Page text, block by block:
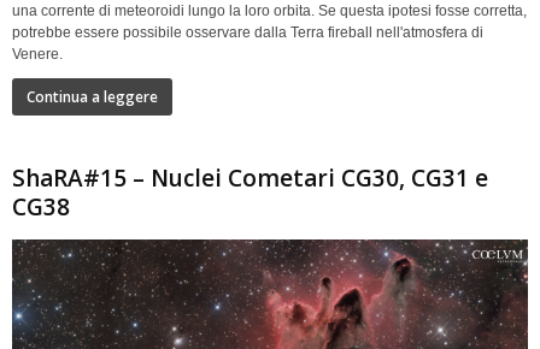
una corrente di meteoroidi lungo la loro orbita. Se questa ipotesi fosse corretta,
potrebbe essere possibile osservare dalla Terra fireball nell'atmosfera di
Venere.
Continua a leggere
ShaRA#15 – Nuclei Cometari CG30, CG31 e
CG38